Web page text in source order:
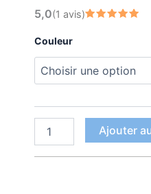
5,0(1 avis)
Couleur
quantité
de
Bol
pour
chat
acier
inoxydable
Ajouter